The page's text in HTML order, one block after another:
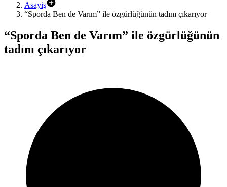
Asayiş
“Sporda Ben de Varım” ile özgürlüğünün tadını çıkarıyor
“Sporda Ben de Varım” ile özgürlüğünün
tadını çıkarıyor